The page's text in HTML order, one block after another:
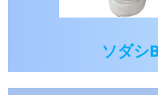
ソダシ